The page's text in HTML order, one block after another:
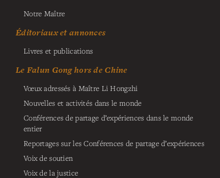
Notre Maître
Éditoriaux et annonces
Livres et publications
Le Falun Gong hors de Chine
Vœux adressés à Maître Li Hongzhi
Nouvelles et activités dans le monde
Conférences de partage d’expériences dans le monde
entier
Reportages sur les Conférences de partage d’expériences
Voix de soutien
Voix de la justice